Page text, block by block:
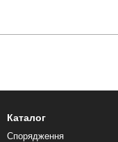
Каталог
Спорядження